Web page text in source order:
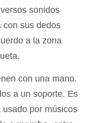
sonidos
con sus dedos
a la zona
con una mano.
a un soporte. Es
por músicos